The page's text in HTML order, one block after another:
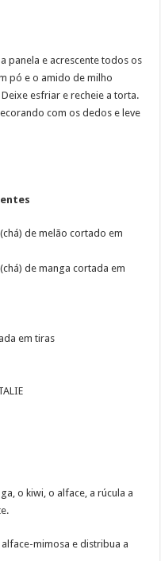
panela e acrescente todos os
pó e o amido de milho
esfriar e recheie a torta.
com os dedos e leve
de melão cortado em
de manga cortada em
em tiras
o kiwi, o alface, a rúcula a
mimosa e distribua a